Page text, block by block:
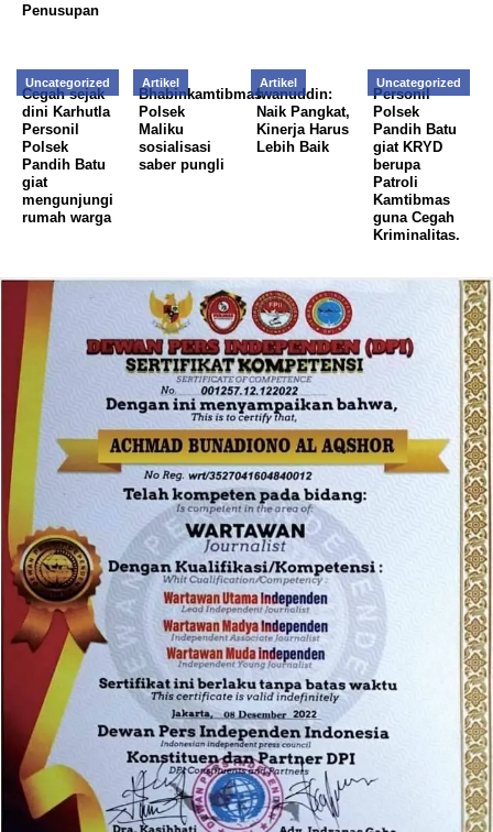
Penusupan
Uncategorized
Cegah sejak
dini Karhutla
Personil
Polsek
Pandih Batu
giat
mengunjungi
rumah warga
Artikel
Bhabinkamtibmas
Polsek
Maliku
sosialisasi
saber pungli
Artikel
Iwanuddin:
Naik Pangkat,
Kinerja Harus
Lebih Baik
Uncategorized
Personil
Polsek
Pandih Batu
giat KRYD
berupa
Patroli
Kamtibmas
guna Cegah
Kriminalitas.